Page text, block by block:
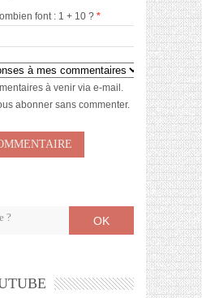
font : 1 + 10 ? *
à venir via e-mail.
abonner sans commenter.
OK